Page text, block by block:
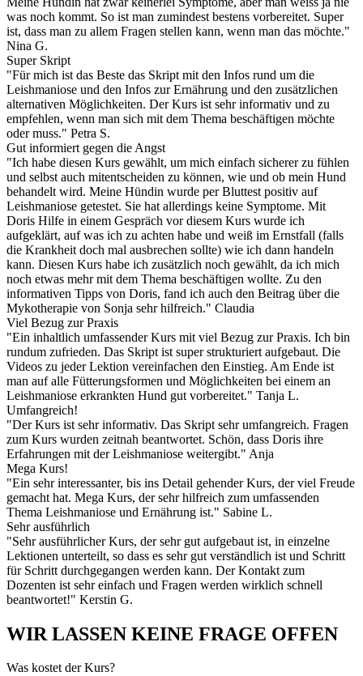
was noch kommt. So ist man zumindest bestens vorbereitet. Super
ist, dass man zu allem Fragen stellen kann, wenn man das möchte."
Nina G.
Super Skript
"Für mich ist das Beste das Skript mit den Infos rund um die
Leishmaniose und den Infos zur Ernährung und den zusätzlichen
alternativen Möglichkeiten. Der Kurs ist sehr informativ und zu
empfehlen, wenn man sich mit dem Thema beschäftigen möchte
oder muss." Petra S.
Gut informiert gegen die Angst
"Ich habe diesen Kurs gewählt, um mich einfach sicherer zu fühlen
und selbst auch mitentscheiden zu können, wie und ob mein Hund
behandelt wird. Meine Hündin wurde per Bluttest positiv auf
Leishmaniose getestet. Sie hat allerdings keine Symptome. Mit
Doris Hilfe in einem Gespräch vor diesem Kurs wurde ich
aufgeklärt, auf was ich zu achten habe und weiß im Ernstfall (falls
die Krankheit doch mal ausbrechen sollte) wie ich dann handeln
kann. Diesen Kurs habe ich zusätzlich noch gewählt, da ich mich
noch etwas mehr mit dem Thema beschäftigen wollte. Zu den
informativen Tipps von Doris, fand ich auch den Beitrag über die
Mykotherapie von Sonja sehr hilfreich." Claudia
Viel Bezug zur Praxis
"Ein inhaltlich umfassender Kurs mit viel Bezug zur Praxis. Ich bin
rundum zufrieden. Das Skript ist super strukturiert aufgebaut. Die
Videos zu jeder Lektion vereinfachen den Einstieg. Am Ende ist
man auf alle Fütterungsformen und Möglichkeiten bei einem an
Leishmaniose erkrankten Hund gut vorbereitet." Tanja L.
Umfangreich!
"Der Kurs ist sehr informativ. Das Skript sehr umfangreich. Fragen
zum Kurs wurden zeitnah beantwortet. Schön, dass Doris ihre
Erfahrungen mit der Leishmaniose weitergibt." Anja
Mega Kurs!
"Ein sehr interessanter, bis ins Detail gehender Kurs, der viel Freude
gemacht hat. Mega Kurs, der sehr hilfreich zum umfassenden
Thema Leishmaniose und Ernährung ist." Sabine L.
Sehr ausführlich
"Sehr ausführlicher Kurs, der sehr gut aufgebaut ist, in einzelne
Lektionen unterteilt, so dass es sehr gut verständlich ist und Schritt
für Schritt durchgegangen werden kann. Der Kontakt zum
Dozenten ist sehr einfach und Fragen werden wirklich schnell
beantwortet!" Kerstin G.
WIR LASSEN KEINE FRAGE OFFEN
Was kostet der Kurs?